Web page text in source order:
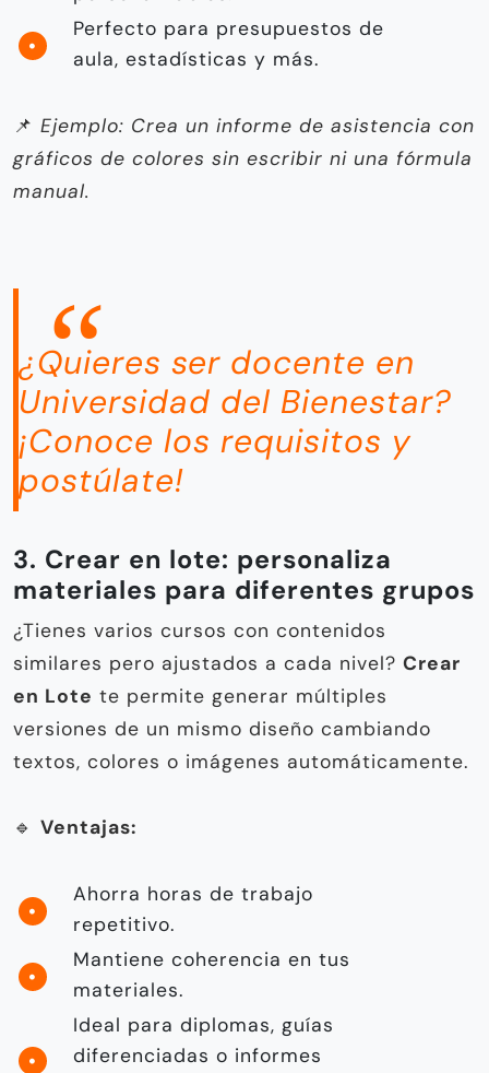
Perfecto para presupuestos de
aula, estadísticas y más.
📌 Ejemplo: Crea un informe de asistencia con
gráficos de colores sin escribir ni una fórmula
manual.
¿Quieres ser docente en
Universidad del Bienestar?
¡Conoce los requisitos y
postúlate!
3. Crear en lote: personaliza
materiales para diferentes grupos
¿Tienes varios cursos con contenidos
similares pero ajustados a cada nivel? Crear
en Lote te permite generar múltiples
versiones de un mismo diseño cambiando
textos, colores o imágenes automáticamente.
🔹 Ventajas:
Ahorra horas de trabajo
repetitivo.
Mantiene coherencia en tus
materiales.
Ideal para diplomas, guías
diferenciadas o informes